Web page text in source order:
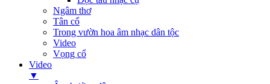
Ngâm thơ
Tân cổ
Trong vườn hoa âm nhạc dân tộc
Video
Vọng cổ
Video
▼